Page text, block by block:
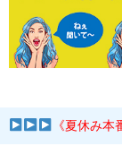
《夏休み本